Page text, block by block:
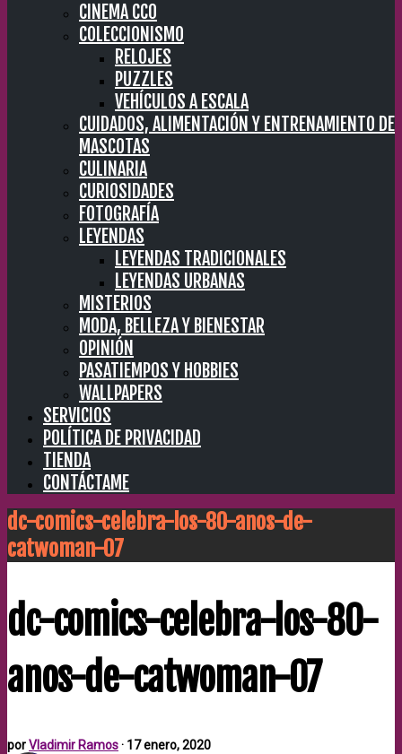
CINEMA CC0
COLECCIONISMO
RELOJES
PUZZLES
VEHÍCULOS A ESCALA
CUIDADOS, ALIMENTACIÓN Y ENTRENAMIENTO DE
MASCOTAS
CULINARIA
CURIOSIDADES
FOTOGRAFÍA
LEYENDAS
LEYENDAS TRADICIONALES
LEYENDAS URBANAS
MISTERIOS
MODA, BELLEZA Y BIENESTAR
OPINIÓN
PASATIEMPOS Y HOBBIES
WALLPAPERS
SERVICIOS
POLÍTICA DE PRIVACIDAD
TIENDA
CONTÁCTAME
dc-comics-celebra-los-80-anos-de-
catwoman-07
dc-comics-celebra-los-80-
anos-de-catwoman-07
porVladimir Ramos· 17 enero, 2020